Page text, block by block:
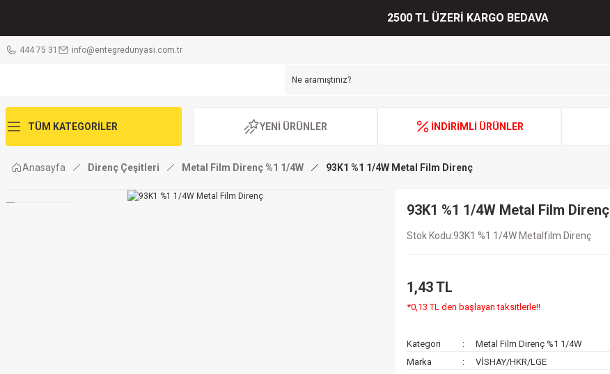
2500 TL ÜZERİ KARGO BEDAVA
444 75 31 info@entegredunyasi.com.tr
TÜM KATEGORİLER YENİ ÜRÜNLER İNDİRİMLİ ÜRÜNLER
Anasayfa Direnç Çeşitleri Metal Film Direnç %1 1/4W 93K1 %1 1/4W Metal Film Direnç
93K1 %1 1/4W Metal Film Direnç
Stok Kodu 93K1 %1 1/4W Metalfilm Direnç
1,43 TL
*0,13 TL den başlayan taksitlerle!!
Kategori
Metal Film Direnç %1 1/4W
Marka
VİSHAY/HKR/LGE